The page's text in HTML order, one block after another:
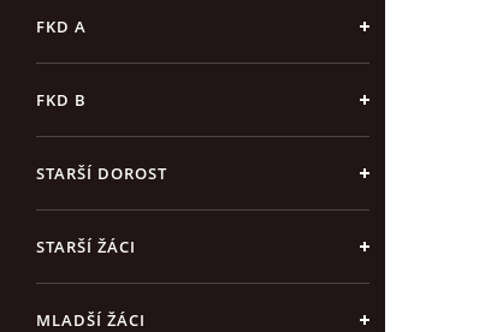
FKD A
FKD B
STARŠÍ DOROST
STARŠÍ ŽÁCI
MLADŠÍ ŽÁCI